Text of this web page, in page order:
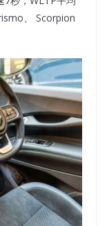
、 Scorpion